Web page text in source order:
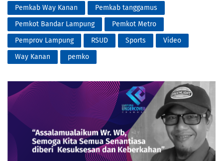
Pemkab Way Kanan
Pemkab tanggamus
Pemkot Bandar Lampung
Pemkot Metro
Pemprov Lampung
RSUD Sports
Video
Way Kanan
pemko